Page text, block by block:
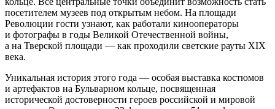
посетителем музеев под открытым небом. На площади
Революции гости узнают, как работали кинооператоры
и фотографы в годы Великой Отечественной войны,
а на Тверской площади — как проходили светские рауты XIX
века.
Уникальная история этого года — особая выставка костюмов
и артефактов на Бульварном кольце, посвященная
исторической достоверности героев российской и мировой